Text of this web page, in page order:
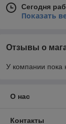
Сегодня
Показать
Отзывы о
У компании пока
О нас
Контакты